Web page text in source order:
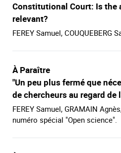
Constitutional Court: Is the
relevant?
FEREY Samuel, COUQUEBERG
À Paraître
"Un peu plus fermé que
de chercheurs au regard de
FEREY Samuel, GRAMAIN
numéro spécial "Open science".